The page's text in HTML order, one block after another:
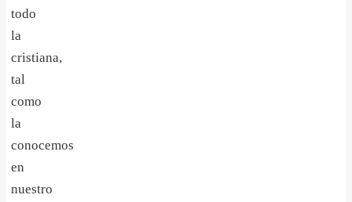
todo
la
cristiana,
tal
como
la
conocemos
en
nuestro